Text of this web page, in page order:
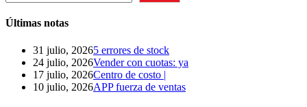
Últimas notas
31 julio, 20265 errores de stock
24 julio, 2026Vender con cuotas: ya
17 julio, 2026Centro de costo |
10 julio, 2026APP fuerza de ventas